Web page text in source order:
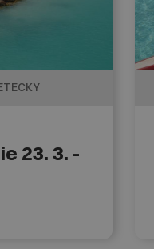
23. 3. -